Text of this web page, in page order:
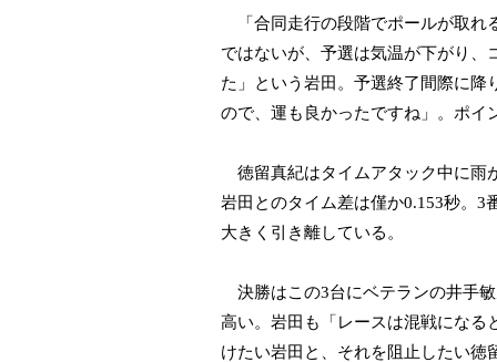
「合同走行の段階でポールが取れ
ではないが、予選は気温が下がり、
た」という岩田。予選終了間際に降
ので、運も良かったですね」。ポイ
徳留真紀はタイムアタック中に雨
岩田とのタイム差は僅か0.153秒。3
大きく引き離している。
決勝はこの3台にベテランの井手
高い。岩田も「レースは混戦になる
けたい岩田と、それを阻止したい徳